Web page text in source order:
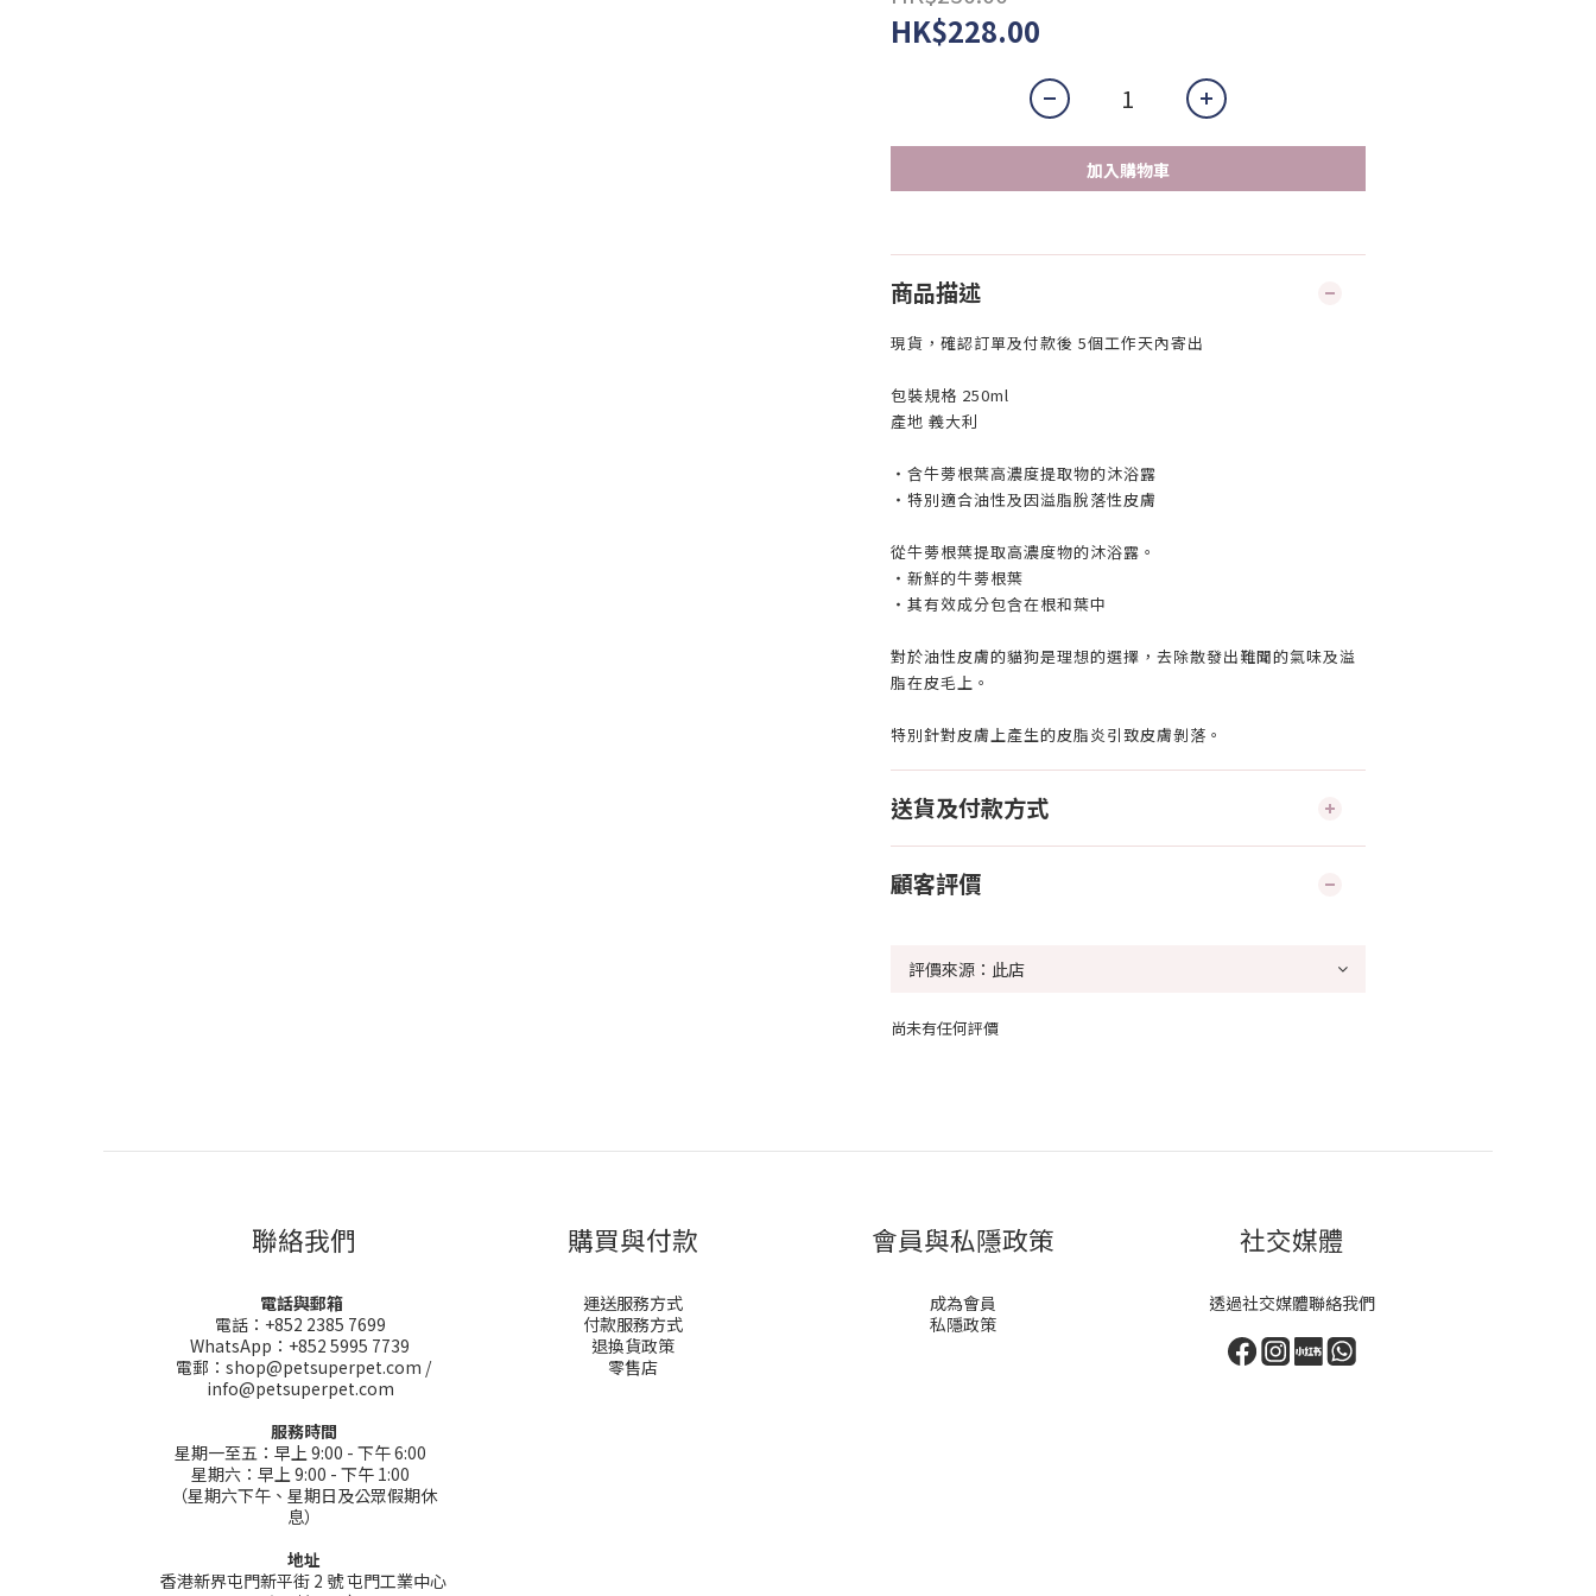
HK$228.00
加入購物車
商品描述
現貨，確認訂單及付款後 5個工作天內寄出
包裝規格 250ml
產地 義大利
・含牛蒡根葉高濃度提取物的沐浴露
・特別適合油性及因溢脂脫落性皮膚
從牛蒡根葉提取高濃度物的沐浴露。
・新鮮的牛蒡根葉
・其有效成分包含在根和葉中
對於油性皮膚的貓狗是理想的選擇，去除散發出難聞的氣味及溢
脂在皮毛上。
特別針對皮膚上產生的皮脂炎引致皮膚剝落。
送貨及付款方式
顧客評價
尚未有任何評價
聯絡我們
電話與郵箱
電話：+852 2385 7699
WhatsApp：+852 5995 7739
電郵：shop@petsuperpet.com /
info@petsuperpet.com
服務時間
星期一至五：早上 9:00 - 下午 6:00
星期六：早上 9:00 - 下午 1:00
（星期六下午、星期日及公眾假期休
息）
地址
香港新界屯門新平街 2 號 屯門工業中心
購買與付款
運送服務方式
付款服務方式
退換貨政策
零售店
會員與私隱政策
成為會員
私隱政策
社交媒體
透過社交媒體聯絡我們